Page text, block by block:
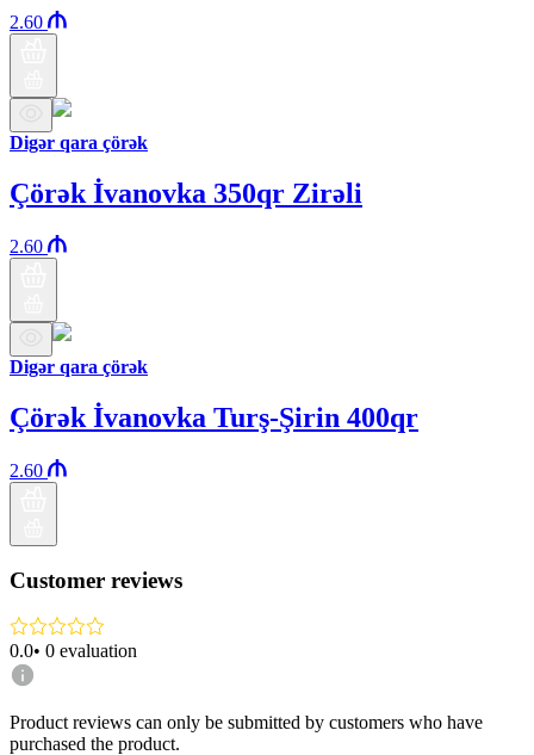
2.60
Digər qara çörək
Çörək İvanovka 350qr Zirəli
2.60
Digər qara çörək
Çörək İvanovka Turş-Şirin 400qr
2.60
Customer reviews
0.0• 0 evaluation
Product reviews can only be submitted by customers who have
purchased the product.